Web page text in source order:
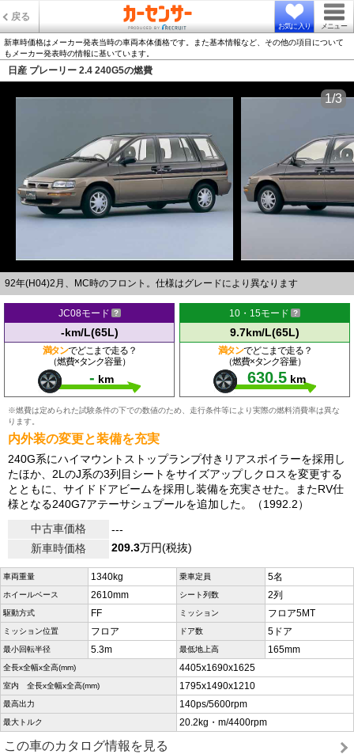
戻る
お気に入り メニュー
新車時価格はメーカー発表当時の車両本体価格です。また基本情報など、その他の項目について
もメーカー発表時の情報に基いています。
日産 プレーリー 2.4 240G5の燃費
92年(H04)2月、MC時のフロント。仕様はグレードにより異なります
1/3
JC08モード
-km/L(65L)
満タンでどこまで走る？
（燃費×タンク容量）
- km
10・15モード
9.7km/L(65L)
満タンでどこまで走る？
（燃費×タンク容量）
630.5 km
※燃費は定められた試験条件の下での数値のため、走行条件等により実際の燃料消費率は異な
ります。
内外装の変更と装備を充実
240G系にハイマウントストップランプ付きリアスポイラーを採用し
たほか、2LのJ系の3列目シートをサイズアップしクロスを変更する
とともに、サイドドアビームを採用し装備を充実させた。またRV仕
様となる240G7アテーサシュプールを追加した。（1992.2）
中古車価格
---
新車時価格
209.3万円(税抜)
車両重量 1340kg 乗車定員 5名
ホイールベース 2610mm シート列数 2列
駆動方式 FF ミッション フロア5MT
ミッション位置 フロア ドア数 5ドア
最小回転半径 5.3m 最低地上高 165mm
全長x全幅x全高(mm) 4405x1690x1625
室内 全長x全幅x全高(mm) 1795x1490x1210
最高出力 140ps/5600rpm
最大トルク 20.2kg・m/4400rpm
この車のカタログ情報を見る